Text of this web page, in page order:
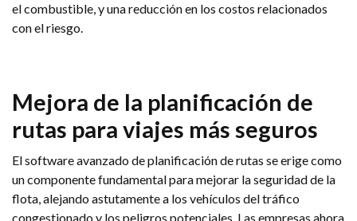
el combustible, y una reducción en los costos relacionados
con el riesgo.
Mejora de la planificación de
rutas para viajes más seguros
El software avanzado de planificación de rutas se erige como
un componente fundamental para mejorar la seguridad de la
flota, alejando astutamente a los vehículos del tráfico
congestionado y los peligros potenciales. Las empresas ahora